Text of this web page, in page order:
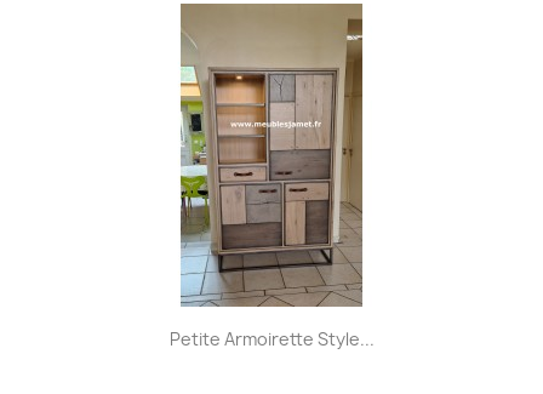
Petite Armoirette Style...